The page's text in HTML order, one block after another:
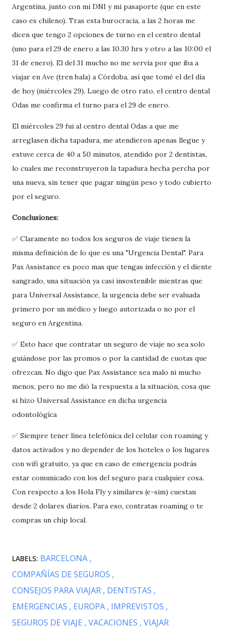
Argentina, junto con mi DNI y mi pasaporte (que en este
caso es chileno). Tras esta burocracia, a las 2 horas me
dicen que tengo 2 opciones de turno en el centro dental
(uno para el 29 de enero a las 10.30 hrs y otro a las 10:00 el
31 de enero). El del 31 mucho no me servía por que iba a
viajar en Ave (tren bala) a Córdoba, así que tomé el del día
de hoy (miércoles 29). Luego de otro rato, el centro dental
Odas me confirma el turno para el 29 de enero.
El miércoles 29 fui al centro dental Odas a que me
arreglasen dicha tapadura, me atendieron apenas llegue y
estuve cerca de 40 a 50 minutos, atendido por 2 dentistas,
lo cuales me reconstruyeron la tapadura hecha percha por
una nueva, sin tener que pagar ningún peso y todo cubierto
por el seguro.
Conclusiones:
✅ Claramente no todos los seguros de viaje tienen la
misma definición de lo que es una "Urgencia Dental". Para
Pax Assistance es poco mas que tengas infección y el diente
sangrado, una situación ya casi insostenible mientras que
para Universal Assistance, la urgencia debe ser evaluada
primero por un médico y luego autorizada o no por el
seguro en Argentina.
✅ Esto hace que contratar un seguro de viaje no sea solo
guiándose por las promos o por la cantidad de cuotas que
ofrezcan. No digo que Pax Assistance sea malo ni mucho
menos, pero no me dió la respuesta a la situación, cosa que
si hizo Universal Assistance en dicha urgencia
odontológíca
✅ Siempre tener línea telefónica del celular con roaming y
datos activados y no depender de los hoteles o los lugares
con wifi gratuito, ya que en caso de emergencia podrás
estar comunicado con los del seguro para cualquier cosa.
Con respecto a los Hola Fly y similares (e-sim) cuestan
desde 2 dolares diarios. Para eso, contratas roaming o te
compras un chip local.
LABELS: BARCELONA
COMPAÑÍAS DE SEGUROS
CONSEJOS PARA VIAJAR DENTISTAS
EMERGENCIAS
EUROPA IMPREVISTOS
SEGUROS DE VIAJE VACACIONES VIAJAR